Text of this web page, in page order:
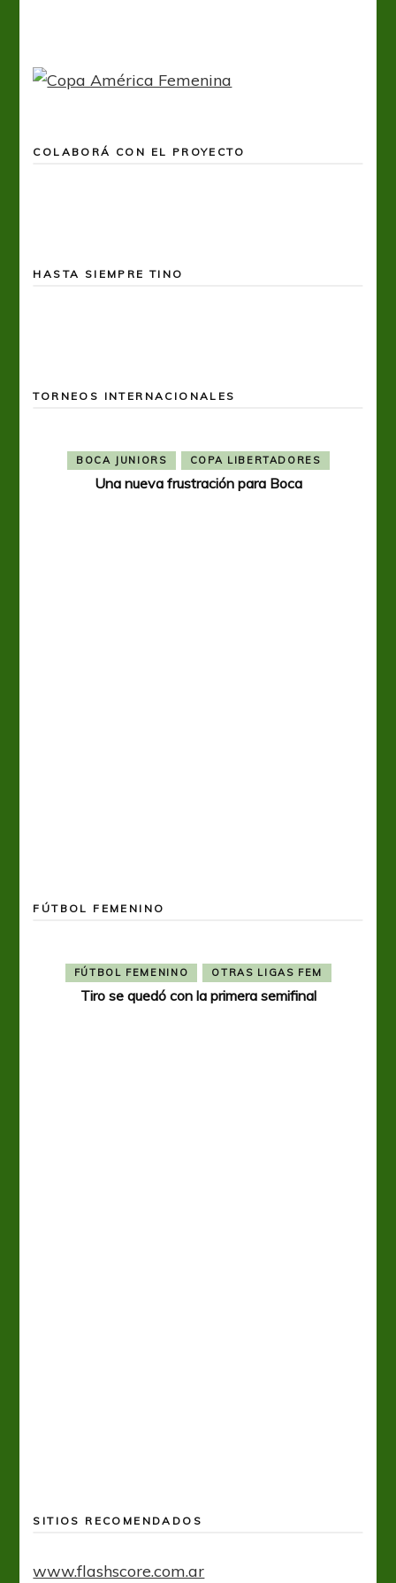
COLABORÁ CON EL PROYECTO
HASTA SIEMPRE TINO
TORNEOS INTERNACIONALES
BOCA JUNIORS COPA LIBERTADORES
Una nueva frustración para Boca
FÚTBOL FEMENINO
FÚTBOL FEMENINO OTRAS LIGAS FEM
Tiro se quedó con la primera semifinal
SITIOS RECOMENDADOS
www.flashscore.com.ar